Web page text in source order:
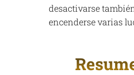
desactivarse
encenderse varias